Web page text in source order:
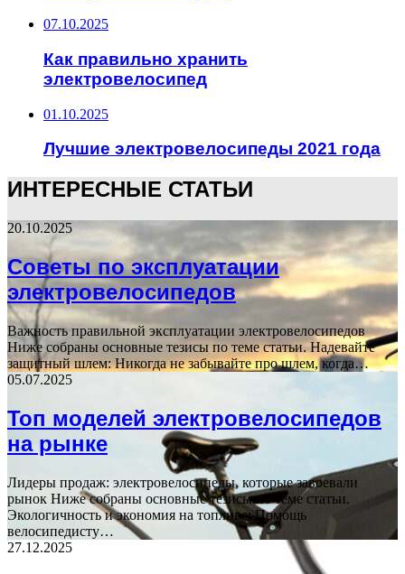
07.10.2025
Как правильно хранить
электровелосипед
01.10.2025
Лучшие электровелосипеды 2021 года
ИНТЕРЕСНЫЕ СТАТЬИ
20.10.2025
Советы по эксплуатации
электровелосипедов
Важность правильной эксплуатации электровелосипедов
Ниже собраны основные тезисы по теме статьи. Надевайте
защитный шлем: Никогда не забывайте про шлем, когда…
05.07.2025
Топ моделей электровелосипедов
на рынке
Лидеры продаж: электровелосипеды, которые завоевали
рынок Ниже собраны основные тезисы по теме статьи.
Экологичность и экономия на топливе; Помощь
велосипедисту…
27.12.2025